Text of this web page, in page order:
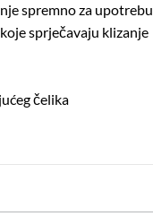
spremno za upotrebu
sprječavaju klizanje
čelika